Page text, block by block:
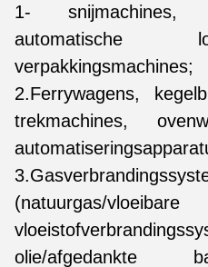
1- snijmachines,
automatische
verpakkingsmachines;
2.Ferrywagens,
trekmachines,
(natuurgas/
olie/afgedankte